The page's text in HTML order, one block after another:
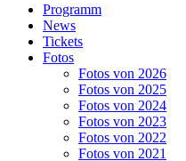
Programm
News
Tickets
Fotos
Fotos von 2026
Fotos von 2025
Fotos von 2024
Fotos von 2023
Fotos von 2022
Fotos von 2021